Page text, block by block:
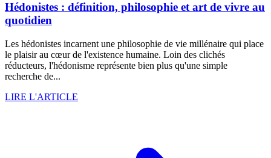
Hédonistes : définition, philosophie et art de vivre au
quotidien
Les hédonistes incarnent une philosophie de vie millénaire qui place
le plaisir au cœur de l'existence humaine. Loin des clichés
réducteurs, l'hédonisme représente bien plus qu'une simple
recherche de...
LIRE L'ARTICLE